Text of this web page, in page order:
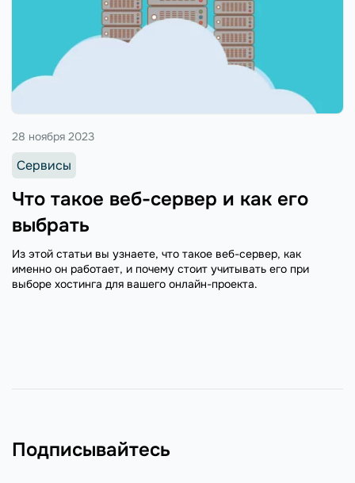
Что такое веб-сервер и как его
выбрать
28 ноября 2023
Сервисы
Из этой статьи вы узнаете, что такое веб-сервер, как
именно он работает, и почему стоит учитывать его при
выборе хостинга для вашего онлайн-проекта.
Подписывайтесь